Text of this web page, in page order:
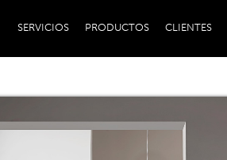
SERVICIOS PRODUCTOS CLIENTES